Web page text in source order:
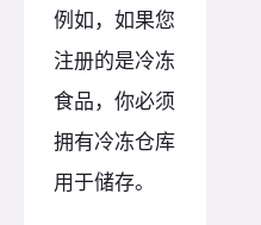
例如，如果您
注册的是冷冻
食品，你必须
拥有冷冻仓库
用于储存。